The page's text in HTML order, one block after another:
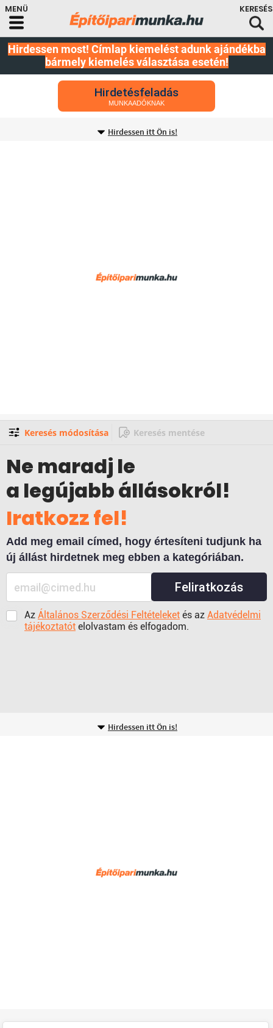
Hirdessen most! Címlap kiemelést adunk ajándékba
bármely kiemelés választása esetén!
Hirdetésfeladás
MUNKAADÓKNAK
Hirdessen itt Ön is!
Keresés módosítása Keresés mentése
Ne maradj le
a legújabb állásokról!
Iratkozz fel!
Add meg email címed, hogy értesíteni tudjunk ha
új állást hirdetnek meg ebben a kategóriában.
Feliratkozás
Az Általános Szerződési Feltételeket és az Adatvédelmi
tájékoztatót elolvastam és elfogadom.
Hirdessen itt Ön is!